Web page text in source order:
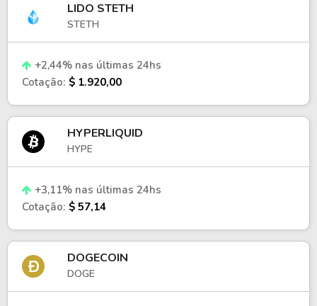
LIDO STETH
STETH
+2,44% nas últimas 24hs
Cotação: $ 1.920,00
HYPERLIQUID
HYPE
+3,11% nas últimas 24hs
Cotação: $ 57,14
DOGECOIN
DOGE